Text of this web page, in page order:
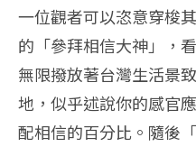
一位觀者可以恣意穿梭
的「參拜相信大神」，
無限撥放著台灣生活景
地，似乎述說你的感官
配相信的百分比。隨後